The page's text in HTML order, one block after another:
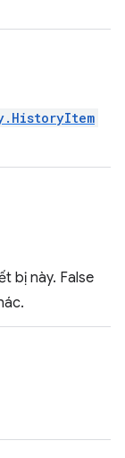
bị này. False